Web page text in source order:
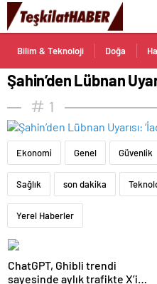
Bilim & Teknoloji Doğa
Şahin’den Lübnan
1
Ekonomi Genel Güvenlik
Sağlık son dakika
Yerel Haberler
ChatGPT, Ghibli trendi
sayesinde aylık trafikte X’i